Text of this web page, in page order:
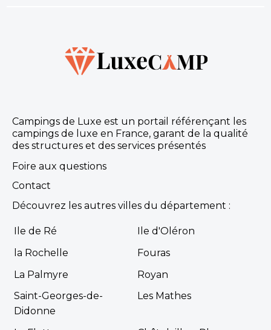
Campings de Luxe est un portail référençant les
campings de luxe en France, garant de la qualité
des structures et des services présentés
Foire aux questions
Contact
Découvrez les autres villes du département :
Ile de Ré
Ile d'Oléron
la Rochelle
Fouras
La Palmyre
Royan
Saint-Georges-de-
Didonne
Les Mathes